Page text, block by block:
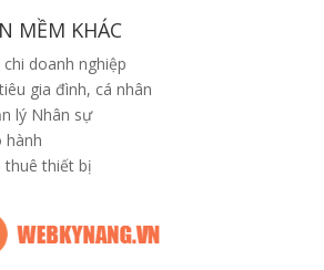
MỀM KHÁC
chi doanh nghiệp
gia đình, cá nhân
lý Nhân sự
hành
thuê thiết bị